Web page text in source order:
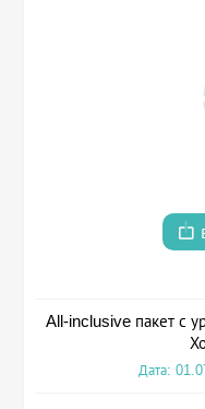
All-inclusive пакет с
Дата: